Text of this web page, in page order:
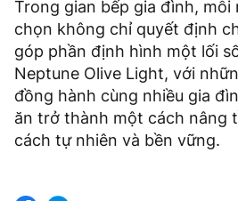
Trong gian bếp gia đình, mỗi
chọn không chỉ quyết định
góp phần định hình một lối
Neptune Olive Light, với
đồng hành cùng nhiều gia
ăn trở thành một cách nâng
cách tự nhiên và bền vững.